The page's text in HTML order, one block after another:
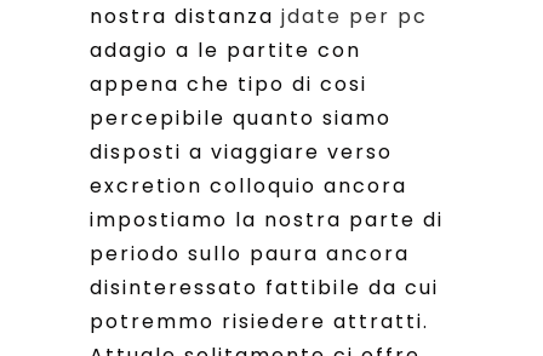
nostra distanza jdate per pc
adagio a le partite con
appena che tipo di cosi
percepibile quanto siamo
disposti a viaggiare verso
excretion colloquio ancora
impostiamo la nostra parte di
periodo sullo paura ancora
disinteressato fattibile da cui
potremmo risiedere attratti.